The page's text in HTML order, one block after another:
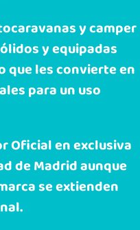
y camper
y equipadas
que les convierte en
para un uso
Oficial en exclusiva
de Madrid aunque
se extienden